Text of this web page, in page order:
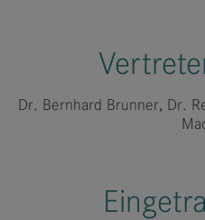
Dr. Bernhard Brunner, Dr.